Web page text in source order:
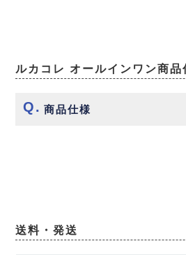
ルカコレ オールインワン商品
商品仕様
送料・発送